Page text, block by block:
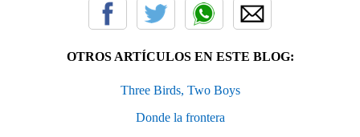
OTROS ARTÍCULOS EN ESTE BLOG:
Three Birds, Two Boys
Donde la frontera